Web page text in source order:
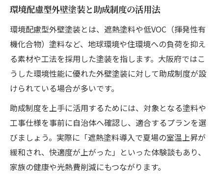
環境配慮型外壁塗装と助成制度の活用法
環境配慮型外壁塗装とは、遮熱塗料や低VOC（揮発性有
機化合物）塗料など、地球環境や住環境への負荷を抑え
る素材や工法を採用した塗装を指します。大阪府ではこ
うした環境性能に優れた外壁塗装に対して助成制度が設
けられている場合が多いです。
助成制度を上手に活用するためには、対象となる塗料や
工事仕様を事前に自治体へ確認し、適合するプランを選
びましょう。実際に「遮熱塗料導入で夏場の室温上昇が
緩和され、快適度が上がった」といった体験談もあり、
家族の健康や光熱費削減にもつながります。